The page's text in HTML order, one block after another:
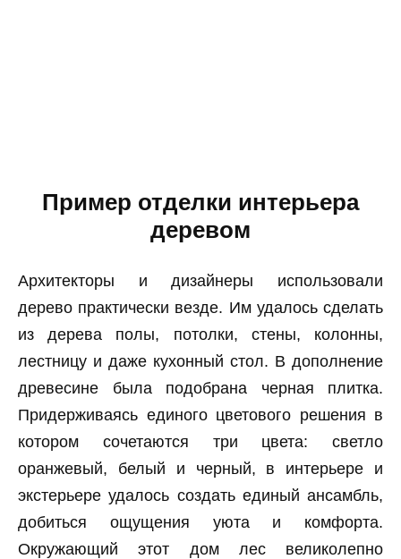
Пример отделки интерьера
деревом
Архитекторы и дизайнеры использовали
дерево практически везде. Им удалось сделать
из дерева полы, потолки, стены, колонны,
лестницу и даже кухонный стол. В дополнение
древесине была подобрана черная плитка.
Придерживаясь единого цветового решения в
котором сочетаются три цвета: светло
оранжевый, белый и черный, в интерьере и
экстерьере удалось создать единый ансамбль,
добиться ощущения уюта и комфорта.
Окружающий этот дом лес великолепно